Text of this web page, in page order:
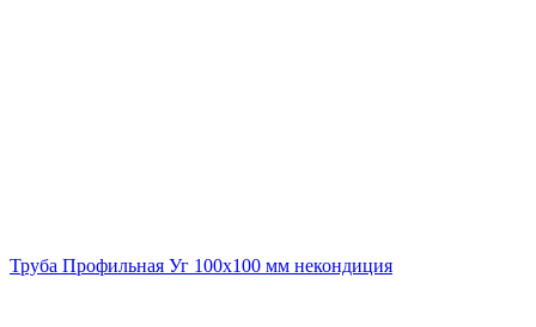
Труба Профильная Уг 100х100 мм некондиция